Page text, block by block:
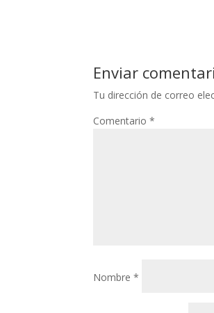
Enviar
Tu dirección de correo
Comentario*
Nombre*